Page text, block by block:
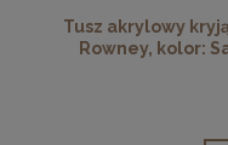
Tusz akrylowy
Rowney, kolor: